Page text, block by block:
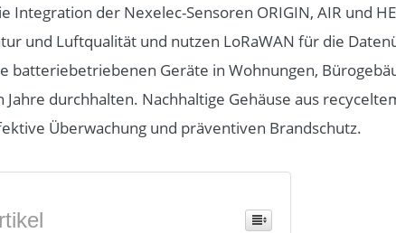
der Nexelec-Sensoren ORIGIN, AIR und
und Luftqualität und nutzen LoRaWAN für die
batteriebetriebenen Geräte in Wohnungen,
durchhalten. Nachhaltige Gehäuse aus
Überwachung und präventiven Brandschutz.